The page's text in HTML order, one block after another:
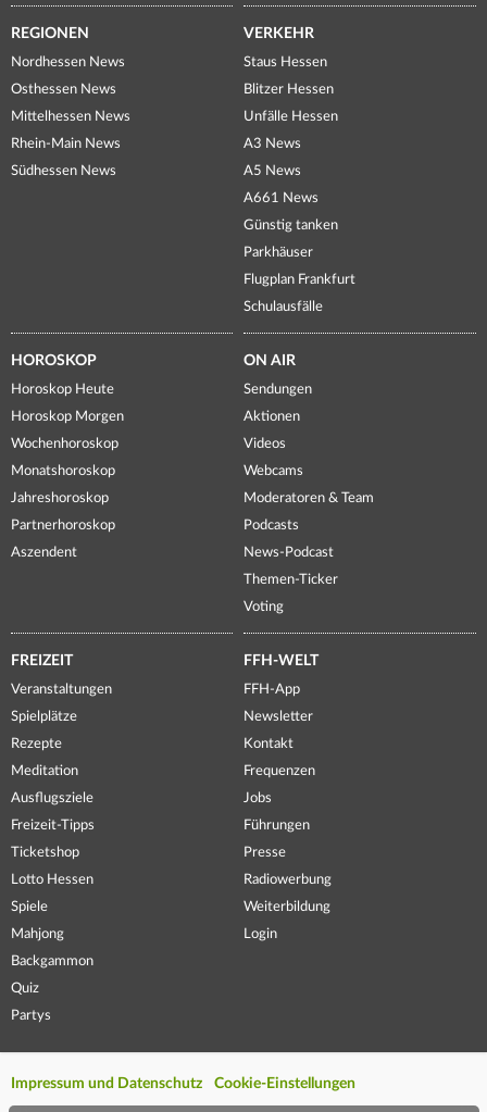
REGIONEN
Nordhessen News
Osthessen News
Mittelhessen News
Rhein-Main News
Südhessen News
VERKEHR
Staus Hessen
Blitzer Hessen
Unfälle Hessen
A3 News
A5 News
A661 News
Günstig tanken
Parkhäuser
Flugplan Frankfurt
Schulausfälle
HOROSKOP
Horoskop Heute
Horoskop Morgen
Wochenhoroskop
Monatshoroskop
Jahreshoroskop
Partnerhoroskop
Aszendent
ON AIR
Sendungen
Aktionen
Videos
Webcams
Moderatoren & Team
Podcasts
News-Podcast
Themen-Ticker
Voting
FREIZEIT
Veranstaltungen
Spielplätze
Rezepte
Meditation
Ausflugsziele
Freizeit-Tipps
Ticketshop
Lotto Hessen
Spiele
Mahjong
Backgammon
Quiz
Partys
FFH-WELT
FFH-App
Newsletter
Kontakt
Frequenzen
Jobs
Führungen
Presse
Radiowerbung
Weiterbildung
Login
Impressum und Datenschutz Cookie-Einstellungen